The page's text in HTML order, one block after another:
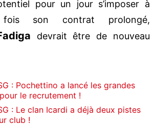
pour un jour s’imposer à
son contrat prolongé,
devrait être de nouveau
: Pochettino a lancé les grandes
le recrutement !
: Le clan Icardi a déjà deux pistes
club !